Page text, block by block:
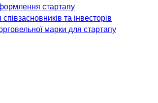
стартапу
та інвесторів
марки для стартапу